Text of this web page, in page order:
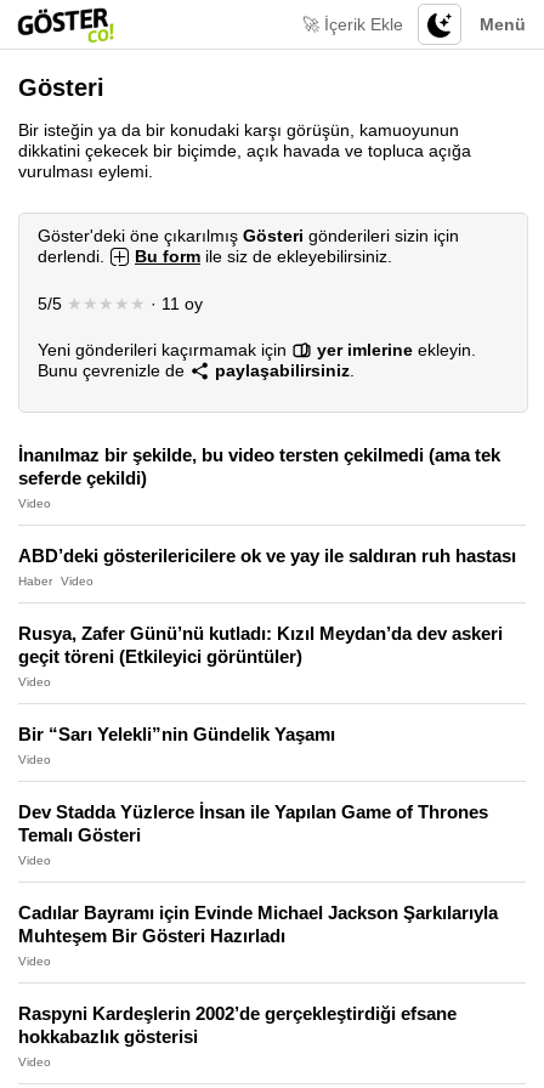
Menü
🚀 İçerik Ekle
Gösteri
Bir isteğin ya da bir konudaki karşı görüşün, kamuoyunun
dikkatini çekecek bir biçimde, açık havada ve topluca açığa
vurulması eylemi.
Göster'deki öne çıkarılmış Gösteri gönderileri sizin için
derlendi.
Bu form ile siz de ekleyebilirsiniz.
5/5 ★★★★★ · 11 oy
Yeni gönderileri kaçırmamak için yer imlerine ekleyin.
Bunu çevrenizle de
paylaşabilirsiniz
İnanılmaz bir şekilde, bu video tersten çekilmedi (ama tek
seferde çekildi)
Video
ABD’deki gösterilericilere ok ve yay ile saldıran ruh hastası
Haber Video
Rusya, Zafer Günü’nü kutladı: Kızıl Meydan’da dev askeri
geçit töreni (Etkileyici görüntüler)
Video
Bir “Sarı Yelekli”nin Gündelik Yaşamı
Video
Dev Stadda Yüzlerce İnsan ile Yapılan Game of Thrones
Temalı Gösteri
Video
Cadılar Bayramı için Evinde Michael Jackson Şarkılarıyla
Muhteşem Bir Gösteri Hazırladı
Video
Raspyni Kardeşlerin 2002’de gerçekleştirdiği efsane
hokkabazlık gösterisi
Video